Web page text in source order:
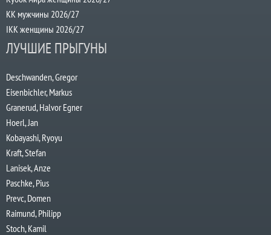
КК мужчины 2026/27
IKK женщины 2026/27
ЛУЧШИЕ ПРЫГУНЫ
Deschwanden, Gregor
Eisenbichler, Markus
Granerud, Halvor Egner
Hoerl, Jan
Kobayashi, Ryoyu
Kraft, Stefan
Lanisek, Anze
Paschke, Pius
Prevc, Domen
Raimund, Philipp
Stoch, Kamil